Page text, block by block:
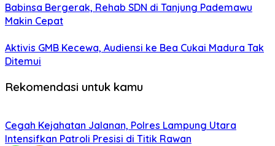
Babinsa Bergerak, Rehab SDN di Tanjung Pademawu
Makin Cepat
Aktivis GMB Kecewa, Audiensi ke Bea Cukai Madura Tak
Ditemui
Rekomendasi untuk kamu
Cegah Kejahatan Jalanan, Polres Lampung Utara
Intensifkan Patroli Presisi di Titik Rawan